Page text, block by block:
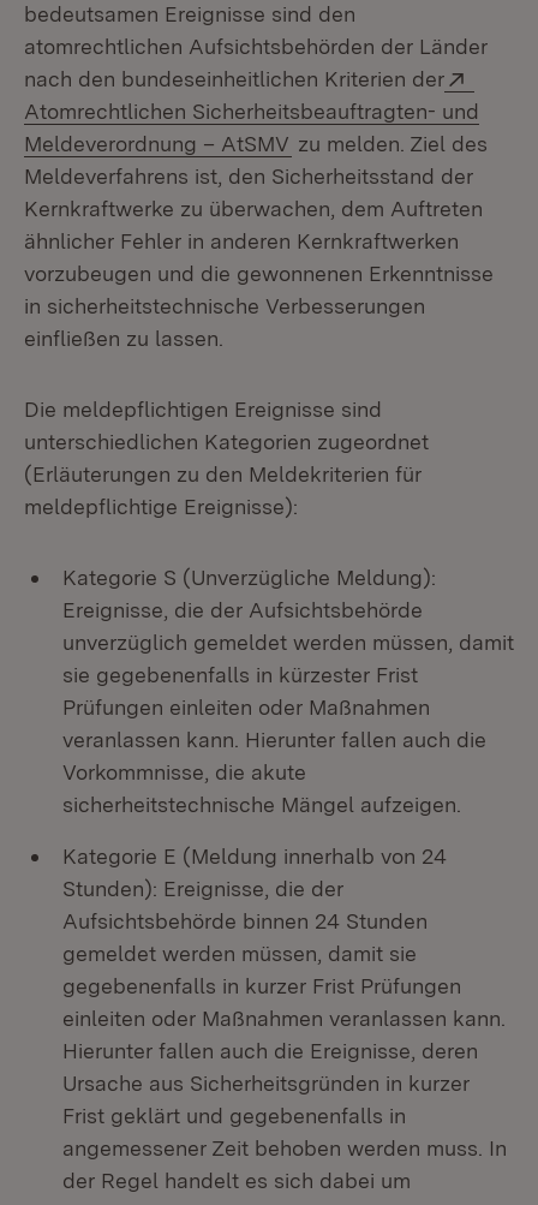
bedeutsamen Ereignisse sind den
atomrechtlichen Aufsichtsbehörden der Länder
nach den bundeseinheitlichen Kriterien der
Atomrechtlichen Sicherheitsbeauftragten- und
Meldeverordnung – AtSMV (Öffnet in neuem
zu melden. Ziel des
Meldeverfahrens ist, den Sicherheitsstand der
Kernkraftwerke zu überwachen, dem Auftreten
ähnlicher Fehler in anderen Kernkraftwerken
vorzubeugen und die gewonnenen Erkenntnisse
in sicherheitstechnische Verbesserungen
einfließen zu lassen.
Die meldepflichtigen Ereignisse sind
unterschiedlichen Kategorien zugeordnet
(Erläuterungen zu den Meldekriterien für
meldepflichtige Ereignisse):
Kategorie S (Unverzügliche Meldung):
Ereignisse, die der Aufsichtsbehörde
unverzüglich gemeldet werden müssen, damit
sie gegebenenfalls in kürzester Frist
Prüfungen einleiten oder Maßnahmen
veranlassen kann. Hierunter fallen auch die
Vorkommnisse, die akute
sicherheitstechnische Mängel aufzeigen.
Kategorie E (Meldung innerhalb von 24
Stunden): Ereignisse, die der
Aufsichtsbehörde binnen 24 Stunden
gemeldet werden müssen, damit sie
gegebenenfalls in kurzer Frist Prüfungen
einleiten oder Maßnahmen veranlassen kann.
Hierunter fallen auch die Ereignisse, deren
Ursache aus Sicherheitsgründen in kurzer
Frist geklärt und gegebenenfalls in
angemessener Zeit behoben werden muss. In
der Regel handelt es sich dabei um